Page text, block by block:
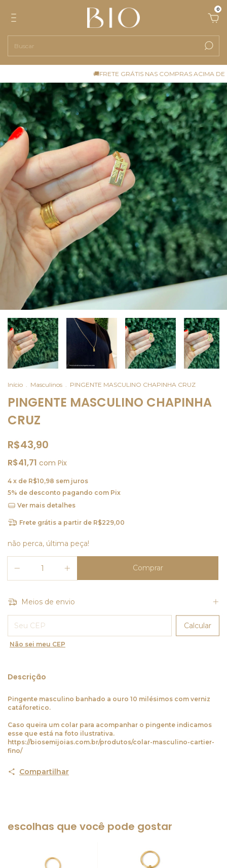
0
🚚FRETE GRÁTIS NAS COMPRAS ACIMA DE
Início . Masculinos . PINGENTE MASCULINO CHAPINHA CRUZ
PINGENTE MASCULINO CHAPINHA
CRUZ
R$43,90
R$41,71 com Pix
4 x de R$10,98 sem juros
5% de desconto pagando com Pix
Ver mais detalhes
Frete grátis a partir de R$229,00
não perca, última peça!
Meios de envio
Entregas para o CEP:
Calcular
Não sei meu CEP
Descrição
Pingente masculino banhado a ouro 10 milésimos com verniz
catáforetico.
Caso queira um colar para acompanhar o pingente indicamos
esse que está na foto ilustrativa.
https://biosemijoias.com.br/produtos/colar-masculino-cartier-
fino/
Compartilhar
escolhas que você pode gostar